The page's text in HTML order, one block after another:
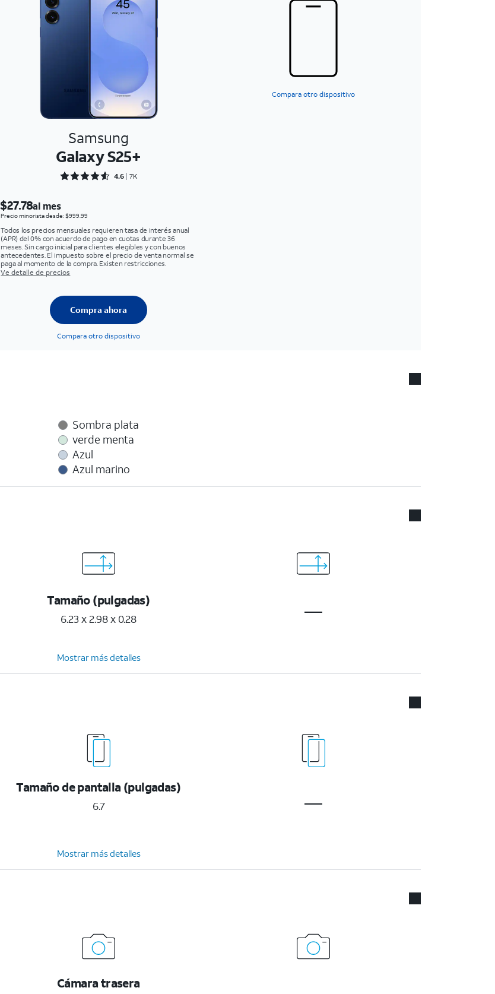
Compara otro dispositivo
Samsung
Galaxy S25+
Rated 4.6897 out of 5
4.6 7K
$27.78al mes
Precio minorista desde: $999.99
Todos los precios mensuales requieren tasa de interés anual
(APR) del 0% con acuerdo de pago en cuotas durante 36
meses. Sin cargo inicial para clientes elegibles y con buenos
antecedentes. El impuesto sobre el precio de venta normal se
paga al momento de la compra. Existen restricciones.
Ve detalle de precios
Compra ahora
Compara otro dispositivo
Sombra plata
verde menta
Azul
Azul marino
Tamaño (pulgadas)
6.23 x 2.98 x 0.28
Mostrar más detalles
Tamaño de pantalla (pulgadas)
6.7
Mostrar más detalles
Cámara trasera